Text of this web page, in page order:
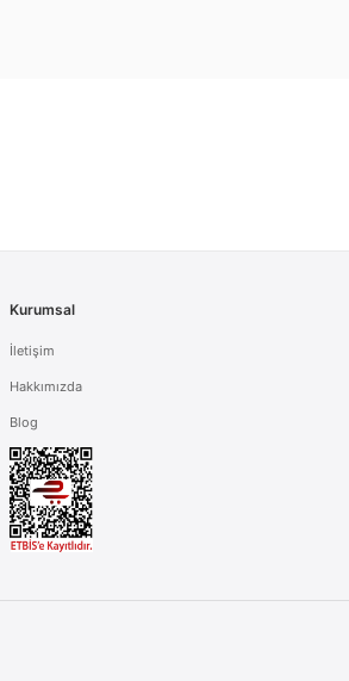
Kurumsal
İletişim
Hakkımızda
Blog